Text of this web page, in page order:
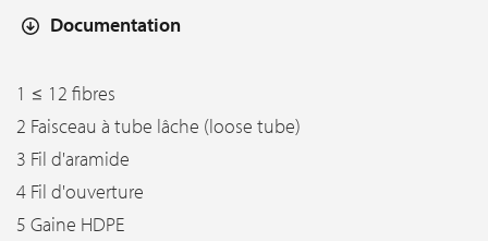
Documentation
1 ≤ 12 fibres
2 Faisceau à tube lâche (loose tube)
3 Fil d'aramide
4 Fil d'ouverture
5 Gaine HDPE